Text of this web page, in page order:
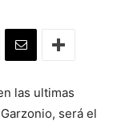
las ultimas
será el